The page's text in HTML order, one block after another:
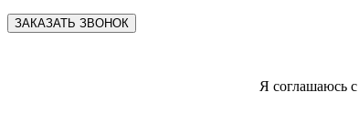
Я соглашаюсь с